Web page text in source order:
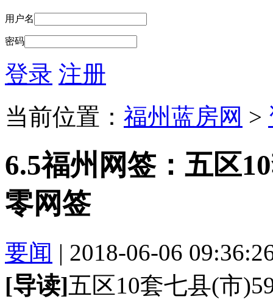
用户名
密码
登录 注册
当前位置： 福州蓝房网 >
6.5福州网签：五区
零网签
要闻 | 2018-06-06
[导读]五区10套七县(市